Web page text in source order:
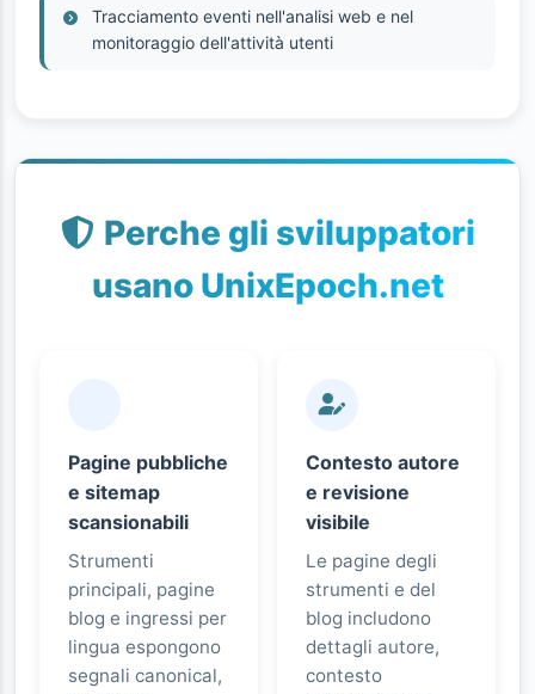
Tracciamento eventi nell'analisi web e nel
monitoraggio dell'attività utenti
Perche gli sviluppatori
usano UnixEpoch.net
Pagine pubbliche
e sitemap
scansionabili
Strumenti
principali, pagine
blog e ingressi per
lingua espongono
segnali canonical,
Contesto autore
e revisione
visibile
Le pagine degli
strumenti e del
blog includono
dettagli autore,
contesto